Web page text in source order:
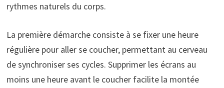
rythmes naturels du corps.
La première démarche consiste à se fixer une heure
régulière pour aller se coucher, permettant au cerveau
de synchroniser ses cycles. Supprimer les écrans au
moins une heure avant le coucher facilite la montée